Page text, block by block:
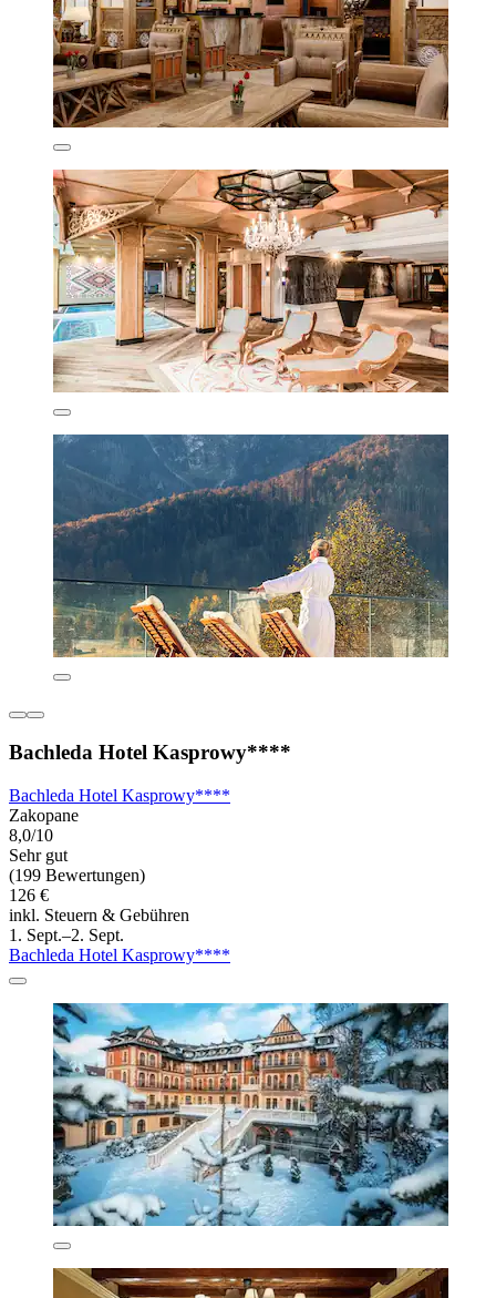
Bachleda Hotel Kasprowy****
Bachleda Hotel Kasprowy****
Zakopane
8,0/10
Sehr gut
(199 Bewertungen)
126 €
inkl. Steuern & Gebühren
1. Sept.–2. Sept.
Bachleda Hotel Kasprowy****